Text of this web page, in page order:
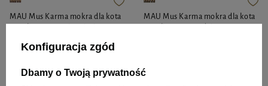
MAU Mus Karma mokra dla kota
x 85 g
40,30 zł
MAU Mus Karma mokra dla kota
40,30 zł
Konfiguracja zgód
Dbamy o Twoją prywatność